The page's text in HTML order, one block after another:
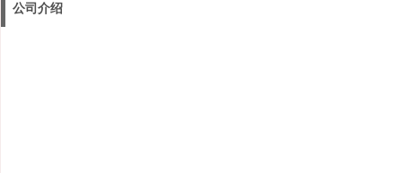
公司介绍